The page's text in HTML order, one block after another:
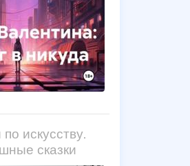
искусству.
сказки